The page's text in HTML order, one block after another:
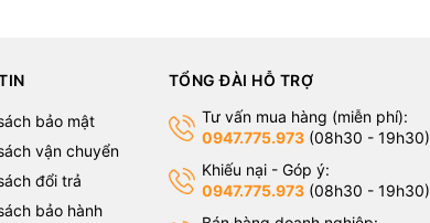
bảo mật
vận chuyển
đổi trả
bảo hành
TỔNG ĐÀI HỖ TRỢ
Tư vấn mua hàng (miễn phí):
0947.775.973(08h30 - 19h30)
Khiếu nại - Góp ý:
0947.775.973(08h30 - 19h30)